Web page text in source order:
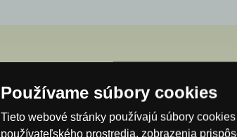
Používame súbory cookies
Tieto webové stránky používajú súbory
používateľského prostredia, zobrazenia